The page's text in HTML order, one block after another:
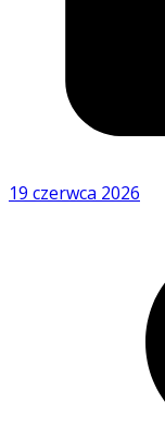
19 czerwca 2026